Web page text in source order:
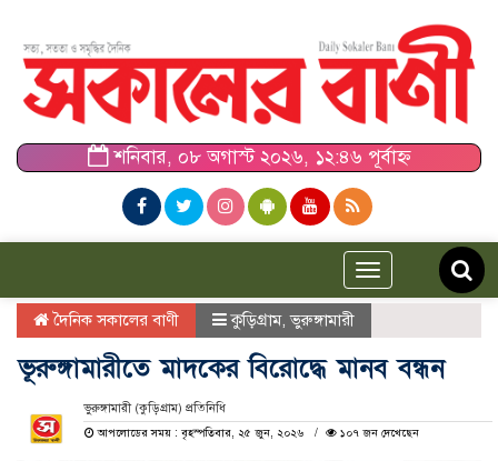
শনিবার, ০৮ অগাস্ট ২০২৬, ১২:৪৬ পূর্বাহ্ন
Toggle
navigation
দৈনিক সকালের বাণী কুড়িগ্রাম,ভুরুঙ্গামারী
ভূরুঙ্গামারীতে মাদকের বিরোদ্ধে মানব বন্ধন
ভুরুঙ্গামারী (কুড়িগ্রাম) প্রতিনিধি
আপলোডের সময় : বৃহস্পতিবার, ২৫ জুন, ২০২৬
১০৭ জন দেখেছেন